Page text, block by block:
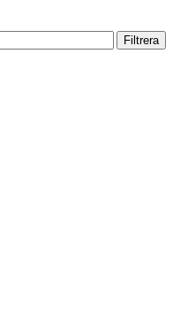
Filtrera